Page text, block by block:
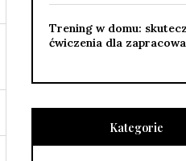
Trening w domu:
ćwiczenia dla
Kategorie